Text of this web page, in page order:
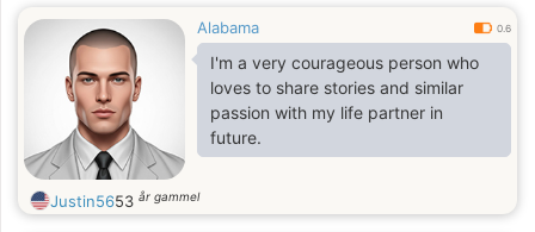
Someone who understands that a
real relationship takes effort,
patience, and mutual support, and is
willing to grow together as a team. If
you are seeking a genuine
connection, a woman who will
Alabama 0.6
I'm a very courageous person who
loves to share stories and similar
passion with my life partner in
future.
Justin5653 år gammel